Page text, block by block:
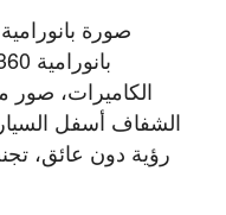
الكاميرات،
الشفاف أسفل
رؤية دون عائق،